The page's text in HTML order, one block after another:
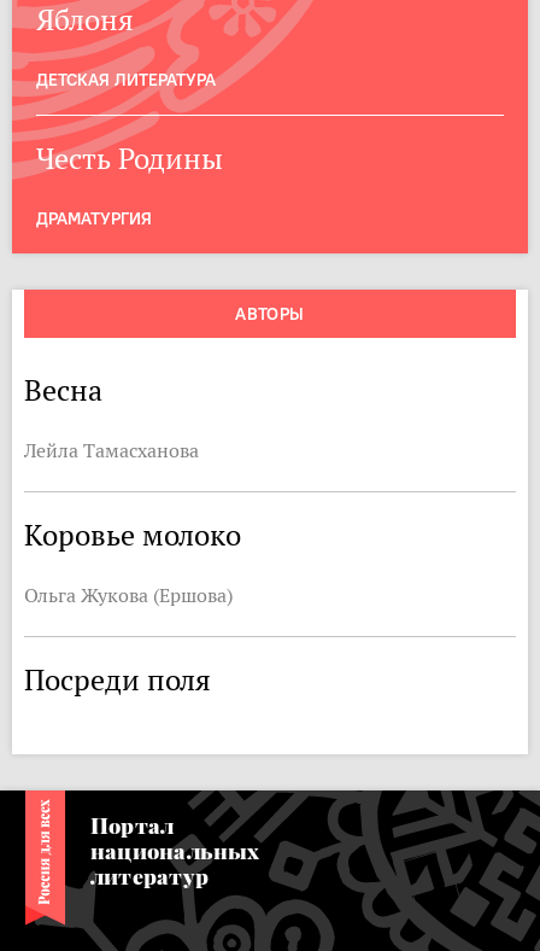
Яблоня
ДЕТСКАЯ ЛИТЕРАТУРА
Честь Родины
ДРАМАТУРГИЯ
АВТОРЫ
Весна
Лейла Тамасханова
Коровье молоко
Ольга Жукова (Ершова)
Посреди поля
Портал
национальных
литератур